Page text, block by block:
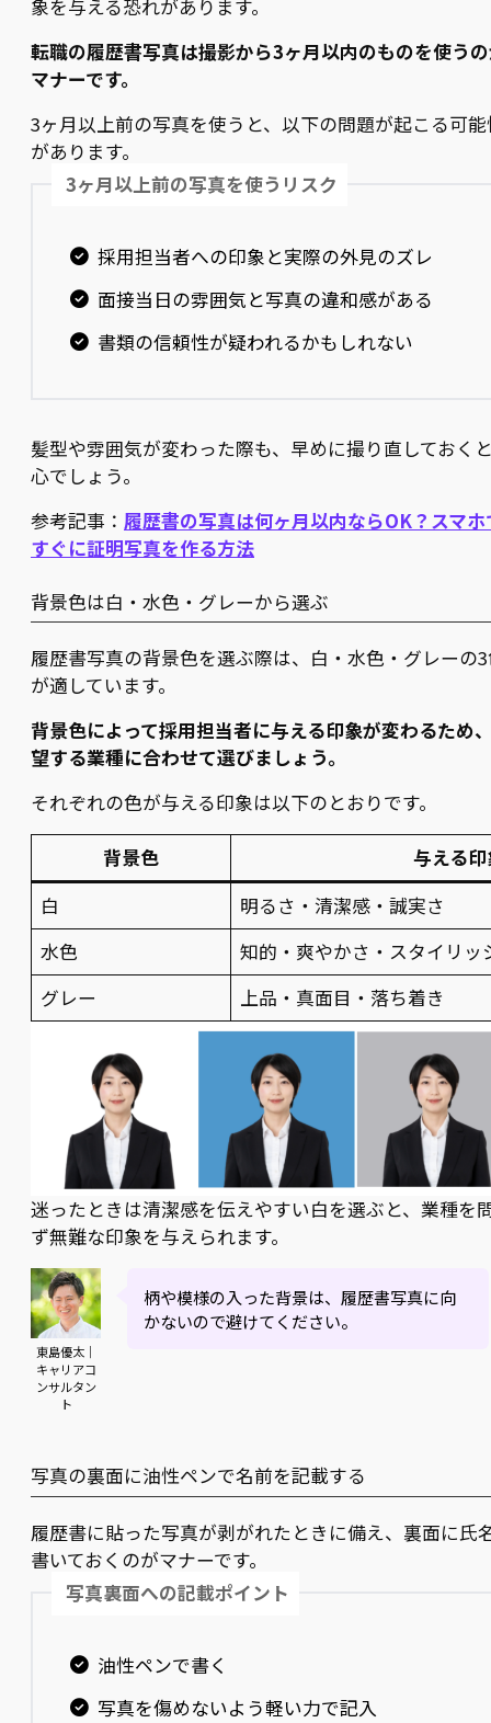
象を与える恐れがあります。
転職の履歴書写真は撮影から3ヶ月以内のものを使う
マナーです。
3ヶ月以上前の写真を使うと、以下の問題が起こる可
があります。
3ヶ月以上前の写真を使うリスク
採用担当者への印象と実際の外見のズレ
面接当日の雰囲気と写真の違和感がある
書類の信頼性が疑われるかもしれない
髪型や雰囲気が変わった際も、早めに撮り直しておく
心でしょう。
参考記事： 履歴書の写真は何ヶ月以内ならOK？スマホ
すぐに証明写真を作る方法
背景色は白・水色・グレーから選ぶ
履歴書写真の背景色を選ぶ際は、白・水色・グレーの
が適しています。
背景色によって採用担当者に与える印象が変わるため
望する業種に合わせて選びましょう。
それぞれの色が与える印象は以下のとおりです。
背景色
与える
白
明るさ・清潔感・誠実さ
水色
知的・爽やかさ・スタイリッ
グレー
上品・真面目・落ち着き
迷ったときは清潔感を伝えやすい白を選ぶと、業種を
ず無難な印象を与えられます。
東島優太｜
キャリアコ
ンサルタン
ト
柄や模様の入った背景は、履歴書写真に向
かないので避けてください。
写真の裏面に油性ペンで名前を記載する
履歴書に貼った写真が剥がれたときに備え、裏面に氏
書いておくのがマナーです。
写真裏面への記載ポイント
油性ペンで書く
写真を傷めないよう軽い力で記入